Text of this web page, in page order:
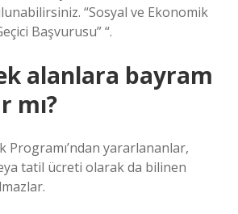
“Sosyal ve Ekonomik
Başvurusu” “.
alanlara bayram
mı?
Programı’ndan yararlananlar,
tatil ücreti olarak da bilinen